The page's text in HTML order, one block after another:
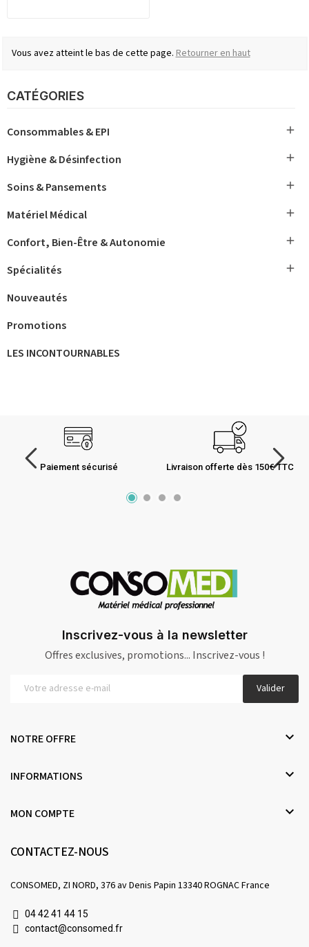
CATÉGORIES
Consommables & EPI 
Hygiène & Désinfection 
Soins & Pansements 
Matériel Médical 
Confort, Bien-Être & Autonomie 
Spécialités 
Nouveautés
Promotions
LES INCONTOURNABLES
Vous avez atteint le bas de cette page. Retourner en haut
Paiement sécurisé Livraison offerte dès 150€ TTC
Inscrivez-vous à la newsletter
Offres exclusives, promotions... Inscrivez-vous !
Valider
NOTRE OFFRE 
INFORMATIONS 
MON COMPTE 
CONTACTEZ-NOUS
CONSOMED, ZI NORD, 376 av Denis Papin 13340 ROGNAC France
04 42 41 44 15
contact@consomed.fr